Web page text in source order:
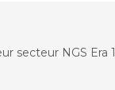
secteur NGS Era